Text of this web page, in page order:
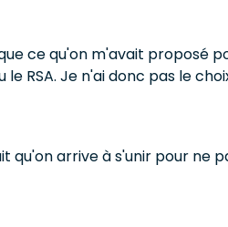
ce qu'on m'avait proposé
RSA. Je n'ai donc pas le
qu'on arrive à s'unir pour ne